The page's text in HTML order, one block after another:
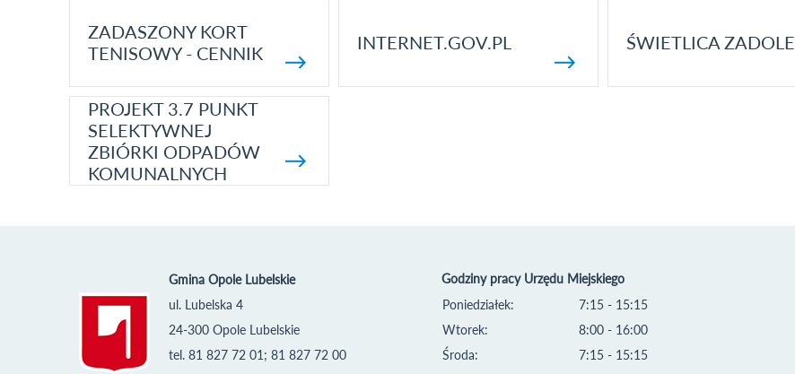
ZADASZONY KORT
TENISOWY - CENNIK
INTERNET.GOV.PL ŚWIETLICA ZADOLE
PROJEKT 3.7 PUNKT
SELEKTYWNEJ
ZBIÓRKI ODPADÓW
KOMUNALNYCH
Gmina Opole Lubelskie
ul. Lubelska 4
24-300 Opole Lubelskie
tel. 81 827 72 01; 81 827 72 00
Godziny pracy Urzędu Miejskiego
Poniedziałek:
Wtorek:
Środa:
7:15 - 15:15
8:00 - 16:00
7:15 - 15:15